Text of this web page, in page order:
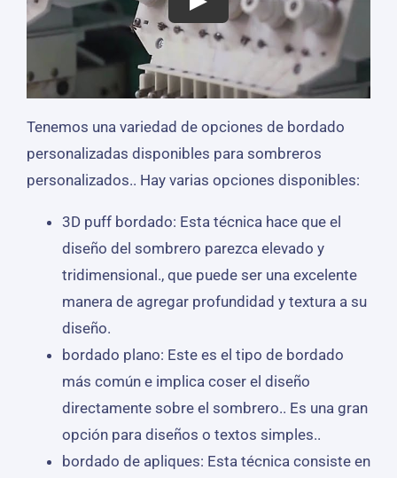
Tenemos una variedad de opciones de bordado
personalizadas disponibles para sombreros
personalizados.. Hay varias opciones disponibles:
3D puff bordado: Esta técnica hace que el
diseño del sombrero parezca elevado y
tridimensional., que puede ser una excelente
manera de agregar profundidad y textura a su
diseño.
bordado plano: Este es el tipo de bordado
más común e implica coser el diseño
directamente sobre el sombrero.. Es una gran
opción para diseños o textos simples..
bordado de apliques: Esta técnica consiste en